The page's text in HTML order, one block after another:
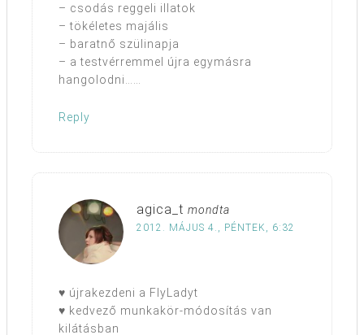
– csodás reggeli illatok
– tökéletes majális
– baratnő szülinapja
– a testvérremmel újra egymásra
hangolodni……
Reply
agica_t mondta
2012. MÁJUS 4., PÉNTEK, 6:32
♥ újrakezdeni a FlyLadyt
♥ kedvező munkakör-módosítás van
kilátásban